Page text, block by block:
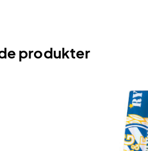
produkter